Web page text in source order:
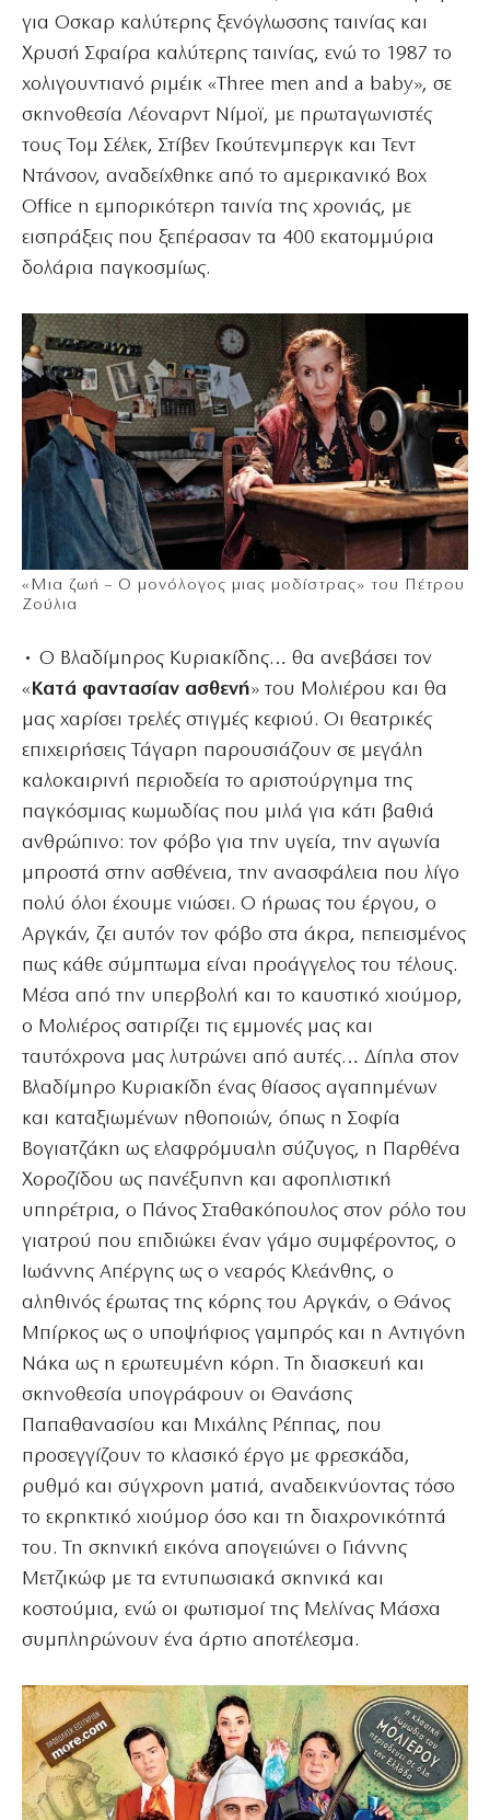
για Οσκαρ καλύτερης ξενόγλωσσης ταινίας και
Χρυσή Σφαίρα καλύτερης ταινίας, ενώ το 1987 το
χολιγουντιανό ριμέικ «Three men and a baby», σε
σκηνοθεσία Λέοναρντ Νίμοϊ, με πρωταγωνιστές
τους Τομ Σέλεκ, Στίβεν Γκούτενμπεργκ και Τεντ
Ντάνσον, αναδείχθηκε από το αμερικανικό Box
Office η εμπορικότερη ταινία της χρονιάς, με
εισπράξεις που ξεπέρασαν τα 400 εκατομμύρια
δολάρια παγκοσμίως.
«Μια ζωή – Ο μονόλογος μιας μοδίστρας» του Πέτρου
Ζούλια
• Ο Bλαδίμηρος Κυριακίδης… θα ανεβάσει τον
« Κατά φαντασίαν ασθενή» του Μολιέρου και θα
μας χαρίσει τρελές στιγμές κεφιού. Οι θεατρικές
επιχειρήσεις Τάγαρη παρουσιάζουν σε μεγάλη
καλοκαιρινή περιοδεία το αριστούργημα της
παγκόσμιας κωμωδίας που μιλά για κάτι βαθιά
ανθρώπινο: τον φόβο για την υγεία, την αγωνία
μπροστά στην ασθένεια, την ανασφάλεια που λίγο
πολύ όλοι έχουμε νιώσει. Ο ήρωας του έργου, ο
Αργκάν, ζει αυτόν τον φόβο στα άκρα, πεπεισμένος
πως κάθε σύμπτωμα είναι προάγγελος του τέλους.
Μέσα από την υπερβολή και το καυστικό χιούμορ,
ο Μολιέρος σατιρίζει τις εμμονές μας και
ταυτόχρονα μας λυτρώνει από αυτές… Δίπλα στον
Βλαδίμηρο Κυριακίδη ένας θίασος αγαπημένων
και καταξιωμένων ηθοποιών, όπως η Σοφία
Βογιατζάκη ως ελαφρόμυαλη σύζυγος, η Παρθένα
Χοροζίδου ως πανέξυπνη και αφοπλιστική
υπηρέτρια, ο Πάνος Σταθακόπουλος στον ρόλο του
γιατρού που επιδιώκει έναν γάμο συμφέροντος, ο
Ιωάννης Απέργης ως ο νεαρός Κλεάνθης, ο
αληθινός έρωτας της κόρης του Αργκάν, ο Θάνος
Μπίρκος ως ο υποψήφιος γαμπρός και η Αντιγόνη
Νάκα ως η ερωτευμένη κόρη. Τη διασκευή και
σκηνοθεσία υπογράφουν οι Θανάσης
Παπαθανασίου και Μιχάλης Ρέππας, που
προσεγγίζουν το κλασικό έργο με φρεσκάδα,
ρυθμό και σύγχρονη ματιά, αναδεικνύοντας τόσο
το εκρηκτικό χιούμορ όσο και τη διαχρονικότητά
του. Τη σκηνική εικόνα απογειώνει ο Γιάννης
Μετζικώφ με τα εντυπωσιακά σκηνικά και
κοστούμια, ενώ οι φωτισμοί της Μελίνας Μάσχα
συμπληρώνουν ένα άρτιο αποτέλεσμα.